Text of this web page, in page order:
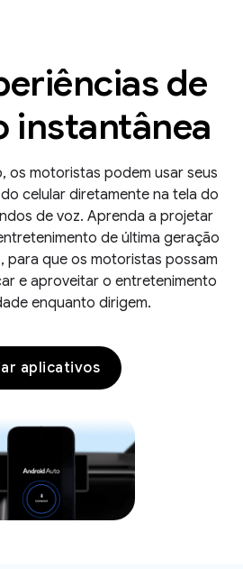
de
instantânea
os motoristas podem usar seus
celular diretamente na tela do
de voz. Aprenda a projetar
de última geração
para que os motoristas possam
e aproveitar o entretenimento
enquanto dirigem.
aplicativos